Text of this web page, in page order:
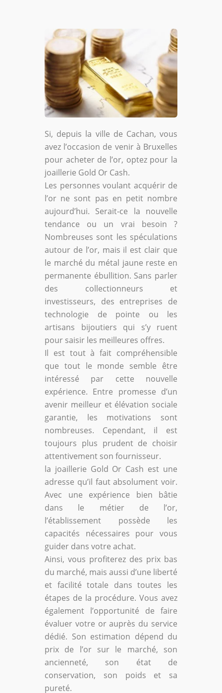
Si, depuis la ville de Cachan, vous
avez l’occasion de venir à Bruxelles
pour acheter de l’or, optez pour la
joaillerie Gold Or Cash.
Les personnes voulant acquérir de
l’or ne sont pas en petit nombre
aujourd’hui. Serait-ce la nouvelle
tendance ou un vrai besoin ?
Nombreuses sont les spéculations
autour de l’or, mais il est clair que
le marché du métal jaune reste en
permanente ébullition. Sans parler
des collectionneurs et
investisseurs, des entreprises de
technologie de pointe ou les
artisans bijoutiers qui s’y ruent
pour saisir les meilleures offres.
Il est tout à fait compréhensible
que tout le monde semble être
intéressé par cette nouvelle
expérience. Entre promesse d’un
avenir meilleur et élévation sociale
garantie, les motivations sont
nombreuses. Cependant, il est
toujours plus prudent de choisir
attentivement son fournisseur.
la joaillerie Gold Or Cash est une
adresse qu’il faut absolument voir.
Avec une expérience bien bâtie
dans le métier de l’or,
l’établissement possède les
capacités nécessaires pour vous
guider dans votre achat.
Ainsi, vous profiterez des prix bas
du marché, mais aussi d’une liberté
et facilité totale dans toutes les
étapes de la procédure. Vous avez
également l’opportunité de faire
évaluer votre or auprès du service
dédié. Son estimation dépend du
prix de l’or sur le marché, son
ancienneté, son état de
conservation, son poids et sa
pureté.